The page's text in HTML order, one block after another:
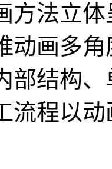
方法立
动画多
部结构
流程以